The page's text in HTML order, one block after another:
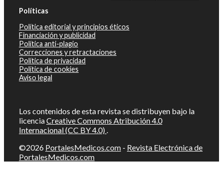
Políticas
Política editorial y principios éticos
Financiación y publicidad
Política anti-plagio
Correcciones y retractaciones
Política de privacidad
Política de cookies
Aviso legal
Los contenidos de esta revista se distribuyen bajo la
licenciaCreative Commons Atribución 4.0
Internacional (CC BY 4.0) .
©2026 PortalesMedicos.com - Revista Electrónica de
PortalesMedicos.com